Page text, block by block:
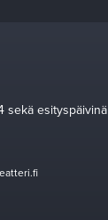
sekä esityspäivinä